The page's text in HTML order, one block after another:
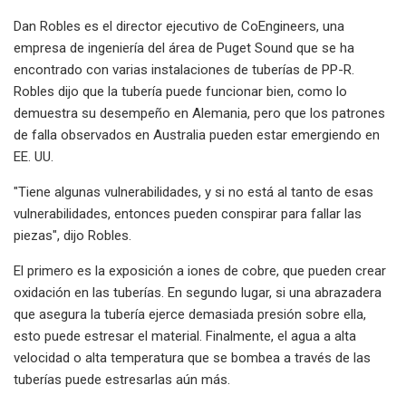
Dan Robles es el director ejecutivo de CoEngineers, una
empresa de ingeniería del área de Puget Sound que se ha
encontrado con varias instalaciones de tuberías de PP-R.
Robles dijo que la tubería puede funcionar bien, como lo
demuestra su desempeño en Alemania, pero que los patrones
de falla observados en Australia pueden estar emergiendo en
EE. UU.
"Tiene algunas vulnerabilidades, y si no está al tanto de esas
vulnerabilidades, entonces pueden conspirar para fallar las
piezas", dijo Robles.
El primero es la exposición a iones de cobre, que pueden crear
oxidación en las tuberías. En segundo lugar, si una abrazadera
que asegura la tubería ejerce demasiada presión sobre ella,
esto puede estresar el material. Finalmente, el agua a alta
velocidad o alta temperatura que se bombea a través de las
tuberías puede estresarlas aún más.